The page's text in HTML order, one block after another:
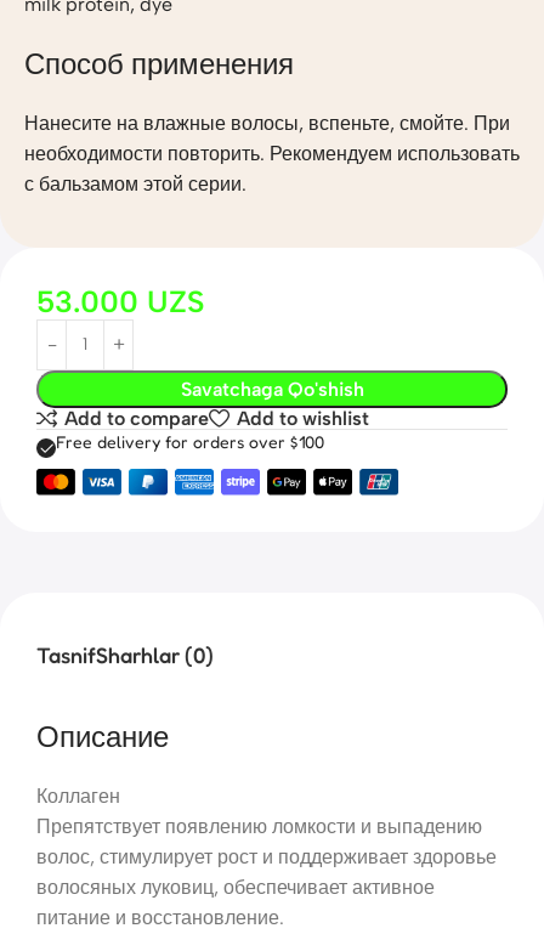
Способ применения
Нанесите на влажные волосы, вспеньте, смойте. При
необходимости повторить. Рекомендуем использовать
с бальзамом этой серии.
53.000 UZS
Savatchaga Qo'shish
Add to compare
Add to wishlist
Free delivery for orders over $100
TasnifSharhlar (0)
Описание
Коллаген
Препятствует появлению ломкости и выпадению
волос, стимулирует рост и поддерживает здоровье
волосяных луковиц, обеспечивает активное
питание и восстановление.